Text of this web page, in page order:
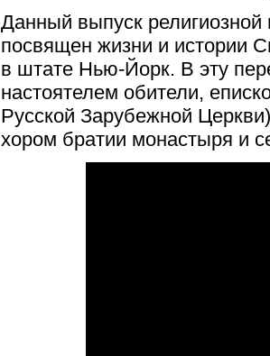
Данный выпуск
посвящен жизни и истории
в штате Нью-Йорк. В эту
настоятелем обители,
Русской Зарубежной
хором братии монастыря и